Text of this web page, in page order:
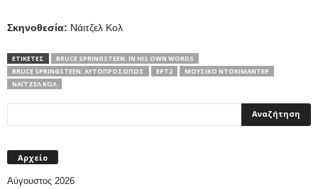
Σκηνοθεσία: Νάιτζελ Κολ
ΕΤΙΚΕΤΕΣ
BRUCE SPRINGSTEEN: IN HIS OWN WORDS
BRUCE SPRINGSTEEN: ΑΥΤΟΠΡΟΣΏΠΩΣ
ΕΡΤ2
ΜΟΥΣΙΚΟ ΝΤΟΚΙΜΑΝΤΕΡ
ΝΆΙΤΖΕΛ ΚΟΛ
Αρχείο
Αύγουστος 2026